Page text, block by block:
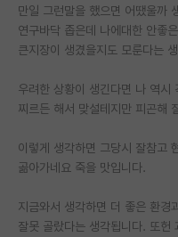
인문사회 계열 게시판
반도체/AI 게시판
장학금/장학생 게시판
학술 정보 게시판
홍보 게시판
만일 그런말을 했으면 어땠울까
연구바닥 좁은데 나에대한 안좋
큰지장이 생겼을지도 모룬다는
우려한 상황이 생긴다면 나 역시
찌르든 해서 맞설테지만 피곤해
이렇게 생각하면 그당시 잘참고
곪아가네요 죽을 맛입니다.
지금와서 생각하면 더 좋은 환경
잘못 골랐다는 생각됩니다. 또헌